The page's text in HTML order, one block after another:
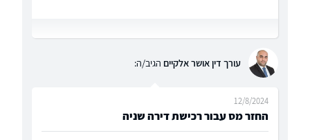
עורך דין אושר אלקיים הגיב/ה:
החזר מס עבור רכישת דירה שניה
12/8/2024